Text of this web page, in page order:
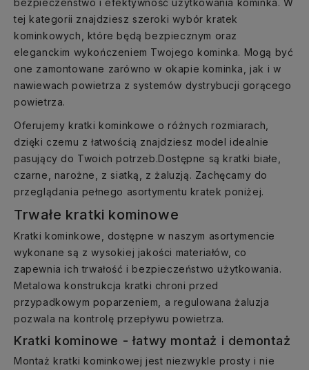
tej kategorii znajdziesz szeroki wybór kratek
kominkowych, które będą bezpiecznym oraz
eleganckim wykończeniem Twojego kominka. Mogą być
one zamontowane zarówno w okapie kominka, jak i w
nawiewach powietrza z systemów dystrybucji gorącego
powietrza.
Oferujemy kratki kominkowe o różnych rozmiarach,
dzięki czemu z łatwością znajdziesz model idealnie
pasujący do Twoich potrzeb.Dostępne są kratki białe,
czarne, narożne, z siatką, z żaluzją. Zachęcamy do
przeglądania pełnego asortymentu kratek poniżej.
Trwałe kratki kominowe
Kratki kominkowe, dostępne w naszym asortymencie
wykonane są z wysokiej jakości materiałów, co
zapewnia ich trwałość i bezpieczeństwo użytkowania.
Metalowa konstrukcja kratki chroni przed
przypadkowym poparzeniem, a regulowana żaluzja
pozwala na kontrolę przepływu powietrza.
Kratki kominowe - łatwy montaż i demontaż
Montaż kratki kominkowej jest niezwykle prosty i nie